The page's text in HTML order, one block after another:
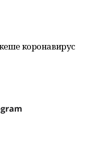
коронавирус